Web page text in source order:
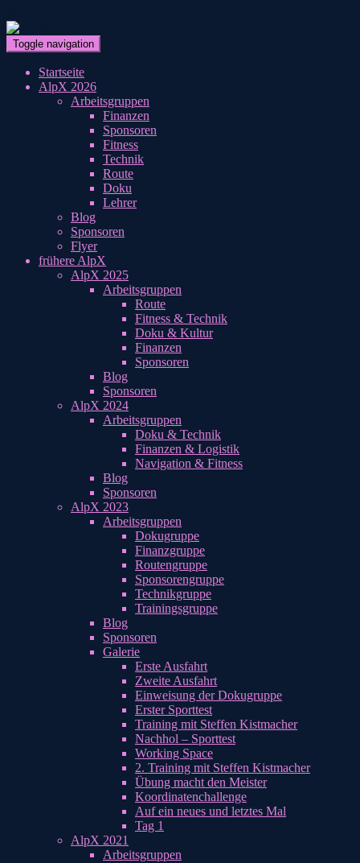
Toggle navigation
Startseite
AlpX 2026
Arbeitsgruppen
Finanzen
Sponsoren
Fitness
Technik
Route
Doku
Lehrer
Blog
Sponsoren
Flyer
frühere AlpX
AlpX 2025
Arbeitsgruppen
Route
Fitness & Technik
Doku & Kultur
Finanzen
Sponsoren
Blog
Sponsoren
AlpX 2024
Arbeitsgruppen
Doku & Technik
Finanzen & Logistik
Navigation & Fitness
Blog
Sponsoren
AlpX 2023
Arbeitsgruppen
Dokugruppe
Finanzgruppe
Routengruppe
Sponsorengruppe
Technikgruppe
Trainingsgruppe
Blog
Sponsoren
Galerie
Erste Ausfahrt
Zweite Ausfahrt
Einweisung der Dokugruppe
Erster Sporttest
Training mit Steffen Kistmacher
Nachhol – Sporttest
Working Space
2. Training mit Steffen Kistmacher
Übung macht den Meister
Koordinatenchallenge
Auf ein neues und letztes Mal
Tag 1
AlpX 2021
Arbeitsgruppen